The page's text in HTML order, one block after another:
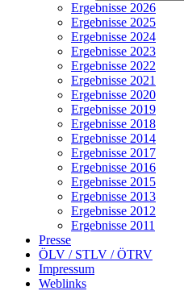
Ergebnisse 2026
Ergebnisse 2025
Ergebnisse 2024
Ergebnisse 2023
Ergebnisse 2022
Ergebnisse 2021
Ergebnisse 2020
Ergebnisse 2019
Ergebnisse 2018
Ergebnisse 2014
Ergebnisse 2017
Ergebnisse 2016
Ergebnisse 2015
Ergebnisse 2013
Ergebnisse 2012
Ergebnisse 2011
Presse
ÖLV / STLV / ÖTRV
Impressum
Weblinks